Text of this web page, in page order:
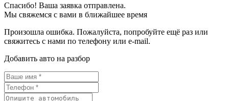
Спасибо! Ваша заявка отправлена.
Мы свяжемся с вами в ближайшее время
Произошла ошибка. Пожалуйста, попробуйте ещё раз или
свяжитесь с нами по телефону или e-mail.
Добавить авто на разбор